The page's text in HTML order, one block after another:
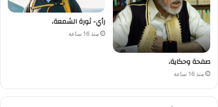
صفحة وحكاية،
منذ 16 ساعة
رأي- ثورة الشمعة،
منذ 16 ساعة